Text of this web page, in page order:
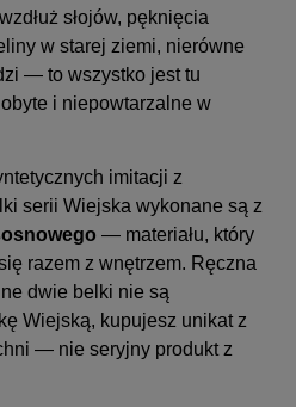
słojów, pęknięcia
w starej ziemi, nierówne
— to wszystko jest tu
i niepowtarzalne w
imitacji z
serii Wiejska wykonane są z
— materiału, który
razem z wnętrzem. Ręczna
dwie belki nie są
Wiejską, kupujesz unikat z
— nie seryjny produkt z